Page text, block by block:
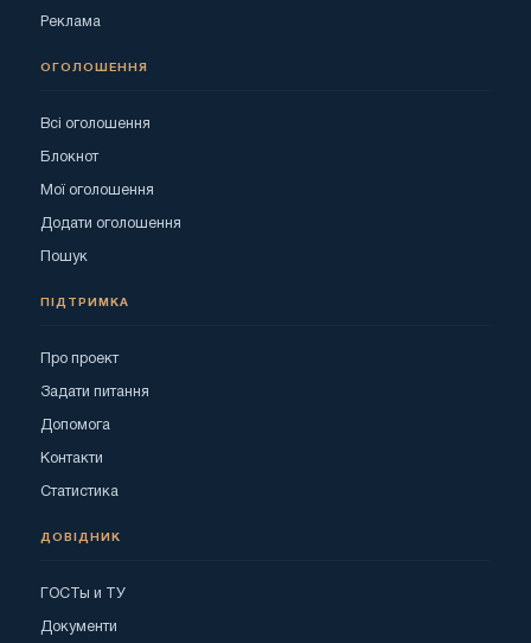
Реклама
ОГОЛОШЕННЯ
Всі оголошення
Блокнот
Мої оголошення
Додати оголошення
Пошук
ПІДТРИМКА
Про проект
Задати питання
Допомога
Контакти
Статистика
ДОВІДНИК
ГОСТы и ТУ
Документи